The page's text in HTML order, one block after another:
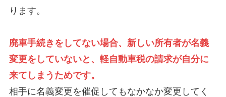
ります。
廃車手続きをしてない場合、新しい所有者が名義
変更をしていないと、軽自動車税の請求が自分に
来てしまうためです。
相手に名義変更を催促してもなかなか変更してく